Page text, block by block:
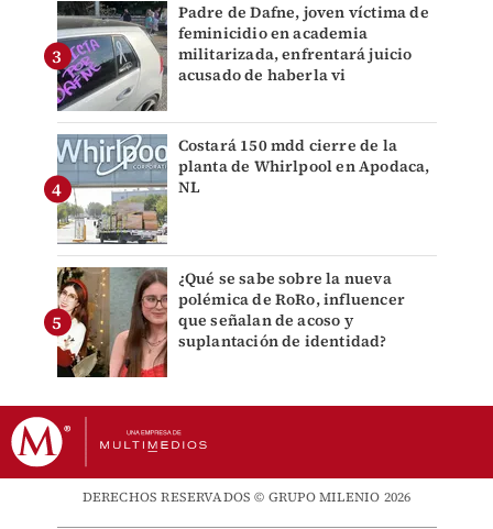
Padre de Dafne, joven víctima de
feminicidio en academia
militarizada, enfrentará juicio
acusado de haberla vi
Costará 150 mdd cierre de la
planta de Whirlpool en Apodaca,
NL
¿Qué se sabe sobre la nueva
polémica de RoRo, influencer
que señalan de acoso y
suplantación de identidad?
DERECHOS RESERVADOS © GRUPO MILENIO 2026